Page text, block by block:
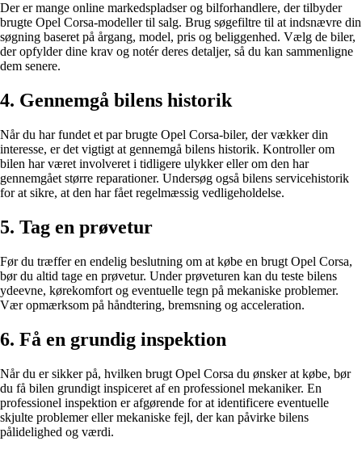
Der er mange online markedspladser og bilforhandlere, der tilbyder
brugte Opel Corsa-modeller til salg. Brug søgefiltre til at indsnævre din
søgning baseret på årgang, model, pris og beliggenhed. Vælg de biler,
der opfylder dine krav og notér deres detaljer, så du kan sammenligne
dem senere.
4. Gennemgå bilens historik
Når du har fundet et par brugte Opel Corsa-biler, der vækker din
interesse, er det vigtigt at gennemgå bilens historik. Kontroller om
bilen har været involveret i tidligere ulykker eller om den har
gennemgået større reparationer. Undersøg også bilens servicehistorik
for at sikre, at den har fået regelmæssig vedligeholdelse.
5. Tag en prøvetur
Før du træffer en endelig beslutning om at købe en brugt Opel Corsa,
bør du altid tage en prøvetur. Under prøveturen kan du teste bilens
ydeevne, kørekomfort og eventuelle tegn på mekaniske problemer.
Vær opmærksom på håndtering, bremsning og acceleration.
6. Få en grundig inspektion
Når du er sikker på, hvilken brugt Opel Corsa du ønsker at købe, bør
du få bilen grundigt inspiceret af en professionel mekaniker. En
professionel inspektion er afgørende for at identificere eventuelle
skjulte problemer eller mekaniske fejl, der kan påvirke bilens
pålidelighed og værdi.